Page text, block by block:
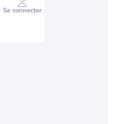
Se connecter